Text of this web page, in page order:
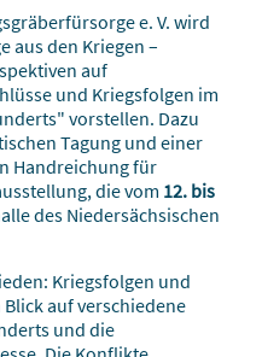
e. V. wird
aus den Kriegen –
auf
und Kriegsfolgen im
vorstellen. Dazu
Tagung und einer
Handreichung für
die vom 12. bis
des Niedersächsischen
Kriegsfolgen und
auf verschiedene
und die